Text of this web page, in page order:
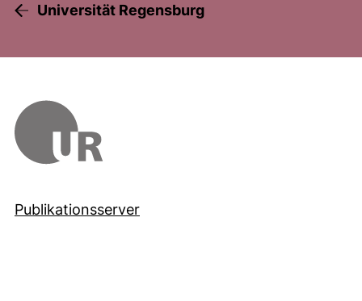
Universität Regensburg
Publikationsserver